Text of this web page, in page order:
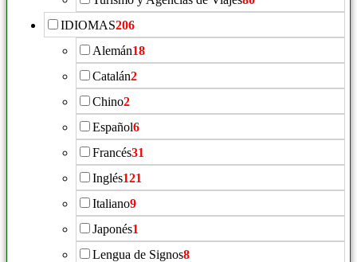
IDIOMAS206
Alemán18
Catalán2
Chino2
Español6
Francés31
Inglés121
Italiano9
Japonés1
Lengua de Signos8